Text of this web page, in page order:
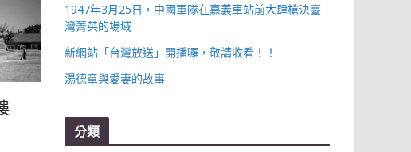
1947年3月25日，中國軍隊在嘉義車站前大肆槍決臺
灣菁英的場域
新網站「台灣放送」開播囉，敬請收看！！
湯德章與愛妻的故事
分類